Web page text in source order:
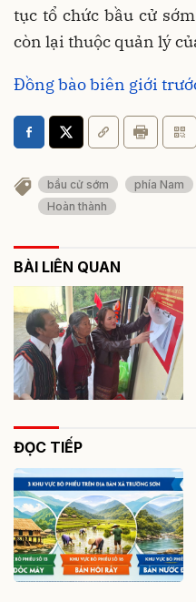
tục tổ chức bầu cử
còn lại thuộc quản lý
Đồng bào biên giới
bầu cử sớm phía Nam
Hoàn thành
BÀI LIÊN QUAN
ĐỌC TIẾP